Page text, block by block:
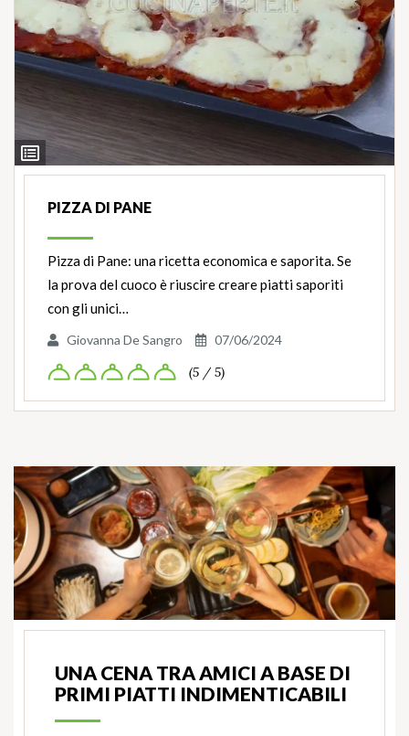
Ingredienti
PIZZA DI PANE
Pizza di Pane: una ricetta economica e saporita. Se
la prova del cuoco è riuscire creare piatti saporiti
con gli unici…
Giovanna De Sangro 07/06/2024
(5 / 5)
UNA CENA TRA AMICI A BASE DI
PRIMI PIATTI INDIMENTICABILI